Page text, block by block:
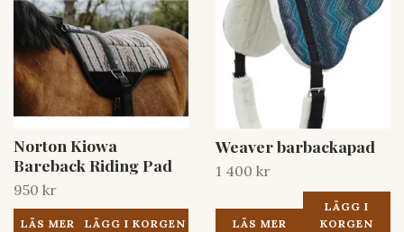
Norton Kiowa
Bareback Riding Pad
950 kr
LÄS MER
Weaver barbackapad
1 400 kr
LÄS MER
LÄGG I
KORGEN